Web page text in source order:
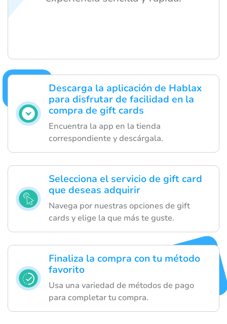
Descarga la aplicación de Hablax
para disfrutar de facilidad en la
compra de gift cards
Encuentra la app en la tienda
correspondiente y descárgala.
Selecciona el servicio de gift card
que deseas adquirir
Navega por nuestras opciones de gift
cards y elige la que más te guste.
Finaliza la compra con tu método
favorito
Usa una variedad de métodos de pago
para completar tu compra.